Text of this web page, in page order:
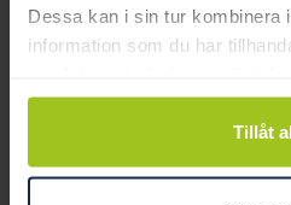
Dessa kan i sin tur kombinera
information som du har
Tillåt
Halmstad Hallarna
Haninge
Helsingborg
Jönköping